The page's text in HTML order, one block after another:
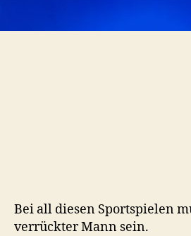
Bei all diesen Sportspielen
verrückter Mann sein.